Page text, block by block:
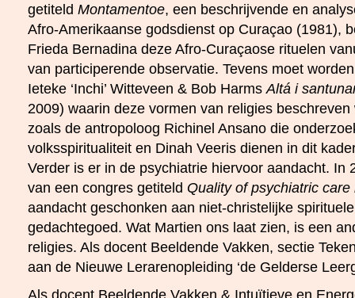
getiteld Montamentoe, een beschrijvende en
Afro-Amerikaanse godsdienst op Curaçao (1981),
Frieda Bernadina deze Afro-Curaçaose rituelen
van participerende observatie. Tevens moet
Ieteke ‘Inchi’ Witteveen & Bob Harms Altá i
2009) waarin deze vormen van religies
zoals de antropoloog Richinel Ansano die
volksspiritualiteit en Dinah Veeris dienen in dit
Verder is er in de psychiatrie hiervoor aandacht. In
van een congres getiteld Quality of psychiatric
aandacht geschonken aan niet-christelijke
gedachtegoed. Wat Martien ons laat zien, is een
religies. Als docent Beeldende Vakken, sectie
aan de Nieuwe Lerarenopleiding ‘de Gelderse
Als docent Beeldende Vakken & Intuïtieve en